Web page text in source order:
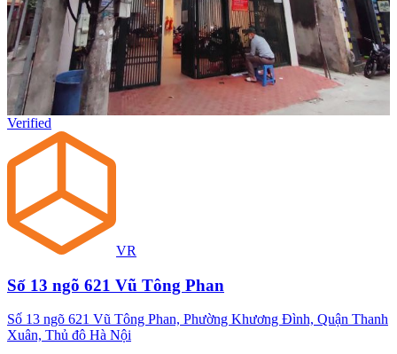
Verified
VR
Số 13 ngõ 621 Vũ Tông Phan
Số 13 ngõ 621 Vũ Tông Phan, Phường Khương Đình, Quận Thanh
Xuân, Thủ đô Hà Nội